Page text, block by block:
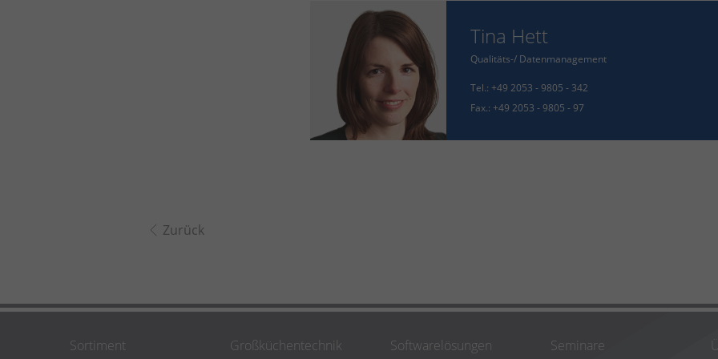
Tina Hett
Qualitäts-/ Datenmanagement
Tel.: +49 2053 - 9805 - 342
Fax.: +49 2053 - 9805 - 97
Zurück
Sortiment Großküchentechnik Softwarelösungen Seminare